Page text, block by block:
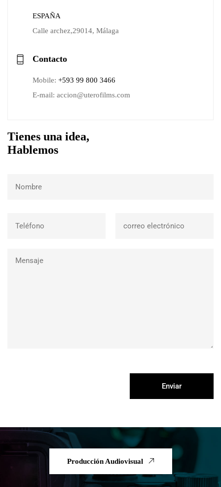
ESPAÑA
Calle archez,29014, Málaga
Contacto
Mobile: +593 99 800 3466
E-mail: accion@uterofilms.com
Tienes una idea,
Hablemos
Producción Audiovisual